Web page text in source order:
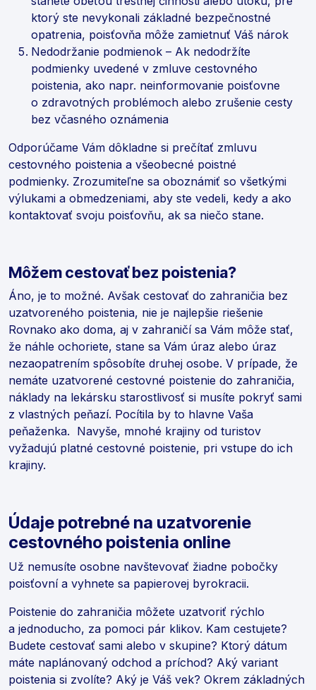
ktorý ste nevykonali základné bezpečnostné
opatrenia, poisťovňa môže zamietnuť Váš nárok
Nedodržanie podmienok – Ak nedodržíte
podmienky uvedené v zmluve cestovného
poistenia, ako napr. neinformovanie poisťovne
o zdravotných problémoch alebo zrušenie cesty
bez včasného oznámenia
Odporúčame Vám dôkladne si prečítať zmluvu
cestovného poistenia a všeobecné poistné
podmienky. Zrozumiteľne sa oboznámiť so všetkými
výlukami a obmedzeniami, aby ste vedeli, kedy a ako
kontaktovať svoju poisťovňu, ak sa niečo stane.
Môžem cestovať bez poistenia?
Áno, je to možné. Avšak cestovať do zahraničia bez
uzatvoreného poistenia, nie je najlepšie riešenie
Rovnako ako doma, aj v zahraničí sa Vám môže stať,
že náhle ochoriete, stane sa Vám úraz alebo úraz
nezaopatrením spôsobíte druhej osobe. V prípade, že
nemáte uzatvorené cestovné poistenie do zahraničia,
náklady na lekársku starostlivosť si musíte pokryť sami
z vlastných peňazí. Pocítila by to hlavne Vaša
peňaženka. Navyše, mnohé krajiny od turistov
vyžadujú platné cestovné poistenie, pri vstupe do ich
krajiny.
Údaje potrebné na uzatvorenie
cestovného poistenia online
Už nemusíte osobne navštevovať žiadne pobočky
poisťovní a vyhnete sa papierovej byrokracii.
Poistenie do zahraničia môžete uzatvoriť rýchlo
a jednoducho, za pomoci pár klikov. Kam cestujete?
Budete cestovať sami alebo v skupine? Ktorý dátum
máte naplánovaný odchod a príchod? Aký variant
poistenia si zvolíte? Aký je Váš vek? Okrem základných